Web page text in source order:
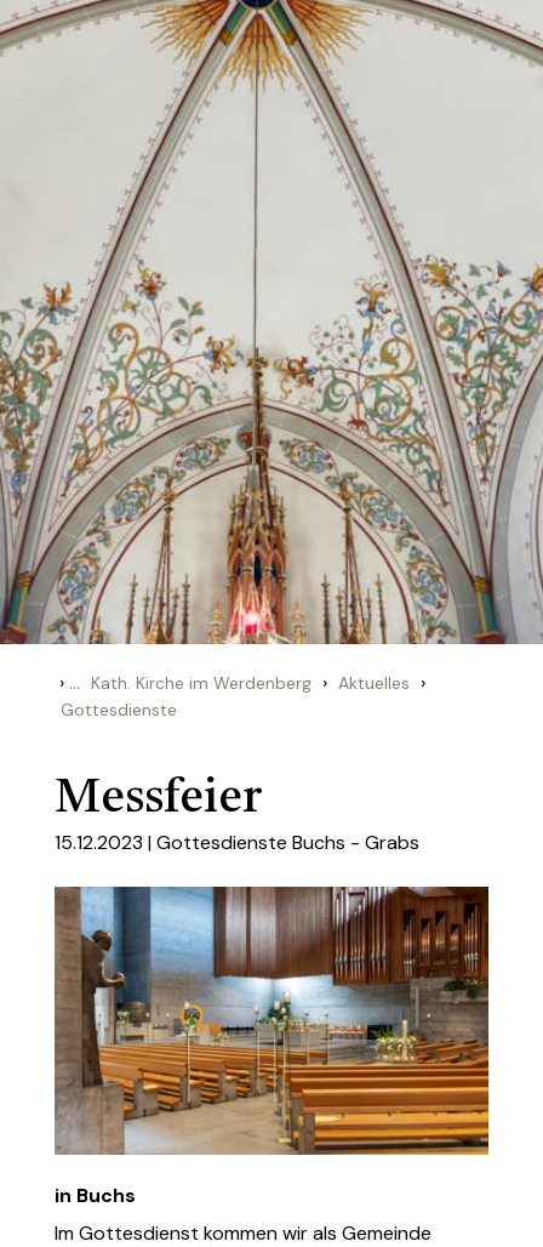
› ... Kath. Kirche im Werdenberg › Aktuelles ›
Gottesdienste
Messfeier
15.12.2023 |Gottesdienste Buchs - Grabs
in Buchs
Im Gottesdienst kommen wir als Gemeinde